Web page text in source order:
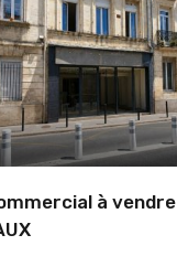
à vendre